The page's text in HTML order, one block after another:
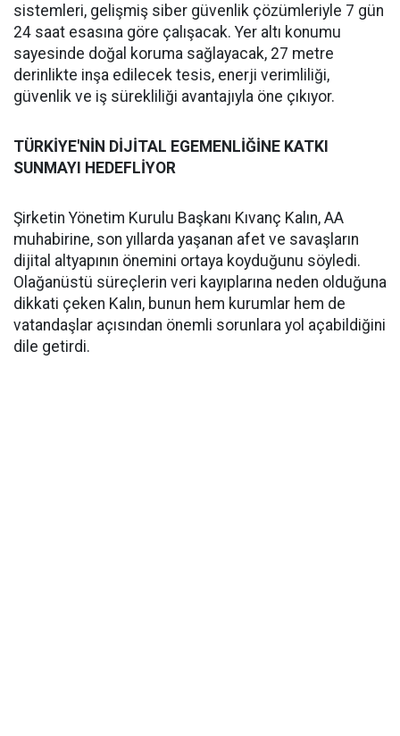
sistemleri, gelişmiş siber güvenlik çözümleriyle 7 gün
24 saat esasına göre çalışacak. Yer altı konumu
sayesinde doğal koruma sağlayacak, 27 metre
derinlikte inşa edilecek tesis, enerji verimliliği,
güvenlik ve iş sürekliliği avantajıyla öne çıkıyor.
TÜRKİYE'NİN DİJİTAL EGEMENLİĞİNE KATKI
SUNMAYI HEDEFLİYOR
Şirketin Yönetim Kurulu Başkanı Kıvanç Kalın, AA
muhabirine, son yıllarda yaşanan afet ve savaşların
dijital altyapının önemini ortaya koyduğunu söyledi.
Olağanüstü süreçlerin veri kayıplarına neden olduğuna
dikkati çeken Kalın, bunun hem kurumlar hem de
vatandaşlar açısından önemli sorunlara yol açabildiğini
dile getirdi.